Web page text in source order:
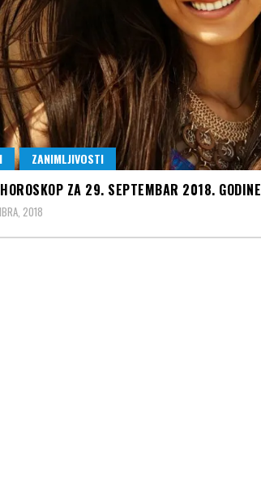
ZANIMLJIVOSTI
ZA 29. SEPTEMBAR 2018. GODINE
2018